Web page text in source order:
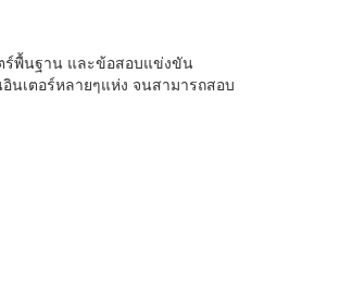
พื้นฐาน และข้อสอบแข่งขัน
นเตอร์หลายๆแห่ง จนสามารถสอบ